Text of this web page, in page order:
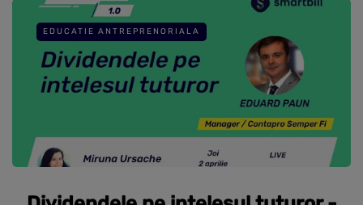
EDUCATIE ANTREPRENORIALA